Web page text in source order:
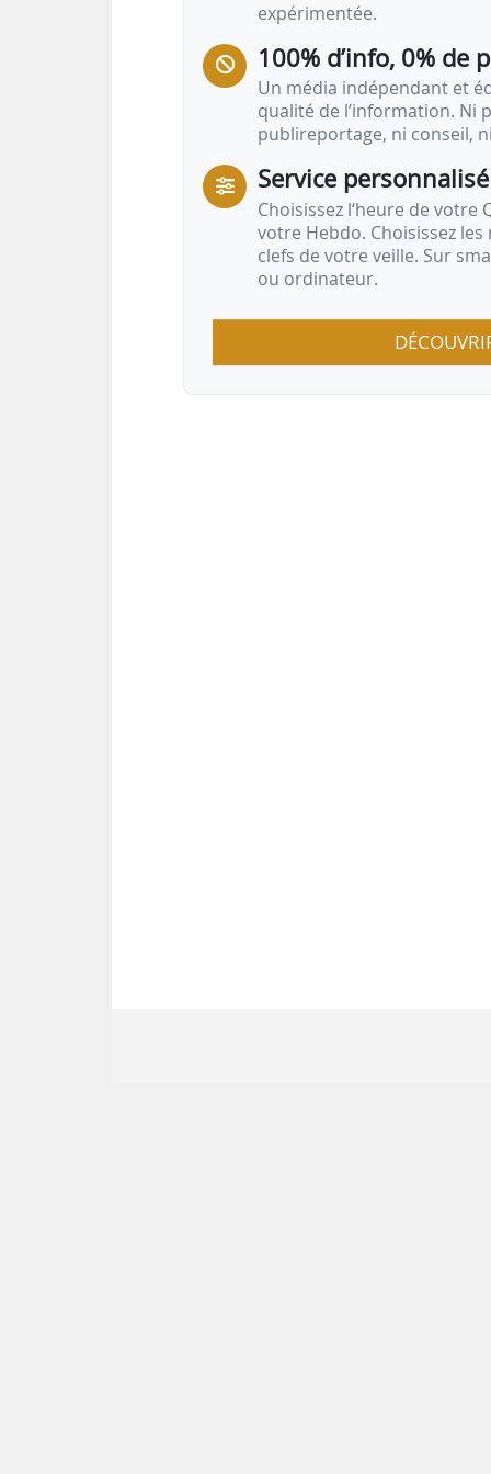
expérimentée.
100% d’info, 0% de
Un média indépendant et
qualité de l’information. Ni
publireportage, ni conseil,
Service personnalisé
Choisissez l‘heure de votre
votre Hebdo. Choisissez
clefs de votre veille. Sur
ou ordinateur.